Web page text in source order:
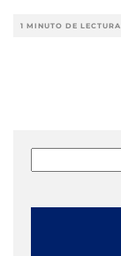
1 MINUTO DE LECTURA